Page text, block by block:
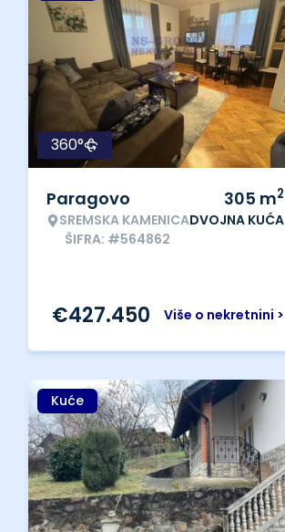
360°
Paragovo
SREMSKA KAMENICA
ŠIFRA: #564862
305 m2
DVOJNA KUĆA
Više o nekretnini >
€427.450
Kuće